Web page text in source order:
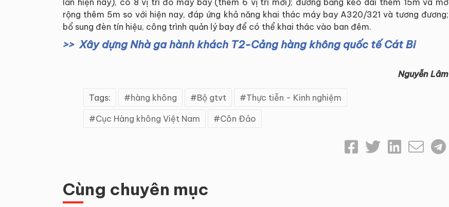
rộng thêm 5m so với hiện nay, đáp ứng khả năng khai thác máy bay A320/321 và tương đương;
bổ sung đèn tín hiệu, công trình quản lý bay để có thể khai thác vào ban đêm.
Xây dựng Nhà ga hành khách T2-Cảng hàng không quốc tế Cát Bi
Nguyễn Lâm
Tags: hàng không Bộ gtvt Thực tiễn - Kinh nghiệm
Cục Hàng không Việt Nam Côn Đảo
Cùng chuyên mục